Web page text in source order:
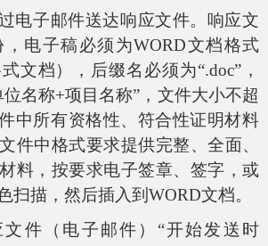
电子邮件送达响应文件。响应文
电子稿必须为WORD文档格式
式文档），后缀名必须为“.doc”，
位名称+项目名称”，文件大小不超
中所有资格性、符合性证明材料
件中格式要求提供完整、全面、
料，按要求电子签章、签字，或
扫描，然后插入到 WORD文档。
文件（电子邮件）“开始发送时